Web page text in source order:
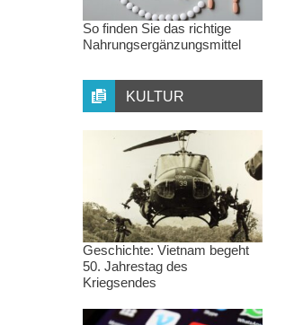
So finden Sie das richtige
Nahrungsergänzungsmittel
KULTUR
Geschichte: Vietnam begeht
50. Jahrestag des
Kriegsendes